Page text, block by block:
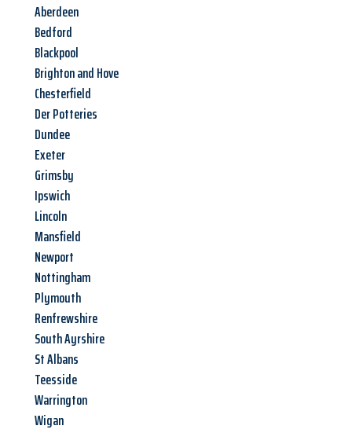
Aberdeen
Bedford
Blackpool
Brighton and Hove
Chesterfield
Der Potteries
Dundee
Exeter
Grimsby
Ipswich
Lincoln
Mansfield
Newport
Nottingham
Plymouth
Renfrewshire
South Ayrshire
St Albans
Teesside
Warrington
Wigan